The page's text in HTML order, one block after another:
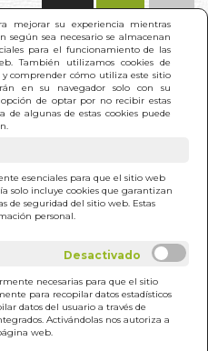
mejorar su experiencia mientras
según sea necesario se almacenan
para el funcionamiento de las
También utilizamos cookies de
comprender cómo utiliza este sitio
en su navegador solo con su
de optar por no recibir estas
de algunas de estas cookies puede
esenciales para que el sitio web
solo incluye cookies que garantizan
de seguridad del sitio web. Estas
personal.
necesarias para que el sitio
para recopilar datos estadísticos
datos del usuario a través de
Activándolas nos autoriza a
web.
OSCAR WILDE. LA